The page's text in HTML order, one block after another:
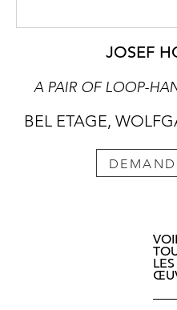
JOSEF
A PAIR OF LOOP-
BEL ETAGE,
LES